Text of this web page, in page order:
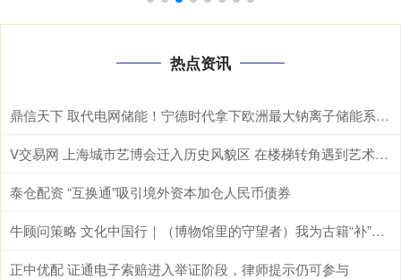
热点资讯
鼎信天下 取代电网储能！宁德时代拿下欧洲最大钠离子储能系统：使用寿命高达30年
V交易网 上海城市艺博会迁入历史风貌区 在楼梯转角遇到艺术品｜让城市空间美起来
泰仓配资 “互换通”吸引境外资本加仓人民币债券
牛顾问策略 文化中国行｜（博物馆里的守望者）我为古籍“补”时光
正中优配 证通电子索赔进入举证阶段，律师提示仍可参与